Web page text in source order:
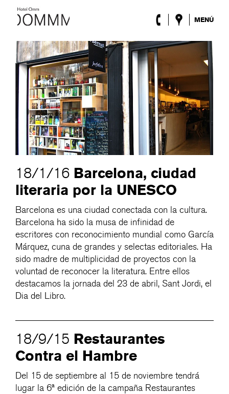
MENÚ
El Hotel
Habitaciones
Roca Barcelona
Spa
Terraza
Lobby
Eventos
Promociones
Blog
18/1/16 Barcelona, ciudad
literaria por la UNESCO
Barcelona es una ciudad conectada con la cultura.
Barcelona ha sido la musa de infinidad de
escritores con reconocimiento mundial como García
Márquez, cuna de grandes y selectas editoriales. Ha
sido madre de multiplicidad de proyectos con la
voluntad de reconocer la literatura. Entre ellos
destacamos la jornada del 23 de abril, Sant Jordi, el
Dia del Libro.
18/9/15 Restaurantes
Contra el Hambre
Del 15 de septiembre al 15 de noviembre tendrá
lugar la 6ª edición de la campaña Restaurantes